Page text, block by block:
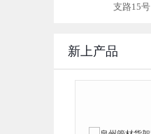
支路15号
新上产品